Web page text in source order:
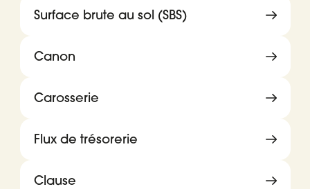
Surface brute au sol (SBS)
Canon
Carosserie
Flux de trésorerie
Clause